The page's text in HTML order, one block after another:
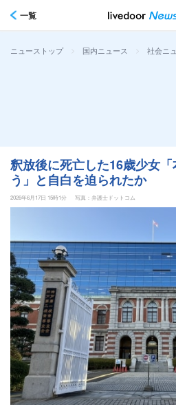
一覧
ニューストップ > 国内ニュース > 社会ニ
釈放後に死亡した16歳少女
う」と自白を迫られたか
2026年6月17日 15時1分 写真：弁護士ドットコム